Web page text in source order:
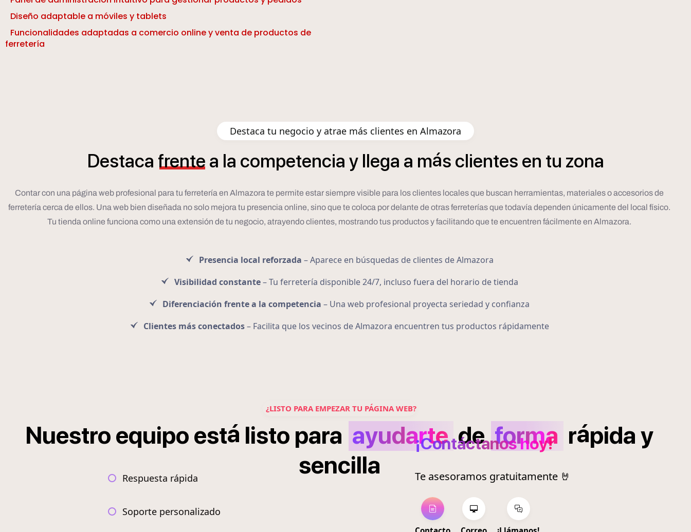
Diseño adaptable a móviles y tablets
Funcionalidades adaptadas a comercio online y venta de productos de
ferretería
Destaca tu negocio y atrae más clientes en Almazora
Destaca frente a la competencia y llega a más clientes en tu zona
Contar con una página web profesional para tu ferretería en Almazora te permite estar siempre visible para los clientes locales que buscan herramientas, materiales o accesorios de
ferretería cerca de ellos. Una web bien diseñada no solo mejora tu presencia online, sino que te coloca por delante de otras ferreterías que todavía dependen únicamente del local físico.
Tu tienda online funciona como una extensión de tu negocio, atrayendo clientes, mostrando tus productos y facilitando que te encuentren fácilmente en Almazora.
Presencia local reforzada – Aparece en búsquedas de clientes de Almazora
Visibilidad constante– Tu ferretería disponible 24/7, incluso fuera del horario de tienda
Diferenciación frente a la competencia – Una web profesional proyecta seriedad y confianza
Clientes más conectados– Facilita que los vecinos de Almazora encuentren tus productos rápidamente
¿LISTO PARA EMPEZAR TU PÁGINA WEB?
Nuestro equipo está listo para ayudarte de forma rápida y
sencilla
Respuesta rápida
Soporte personalizado
¡Contáctanos hoy!
Te asesoramos gratuitamente 🤘